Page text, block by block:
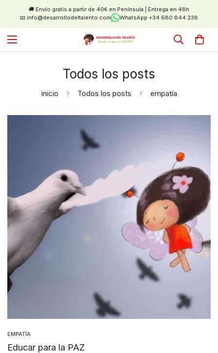
🚚 Envío gratis a partir de 40€ en Península | Entrega en 48h
📧 info@desarrollodeltalento.com
WhatsApp +34 680 844 238
Todos los posts
inicio Todos los posts empatía
EMPATÍA
Educar para la PAZ